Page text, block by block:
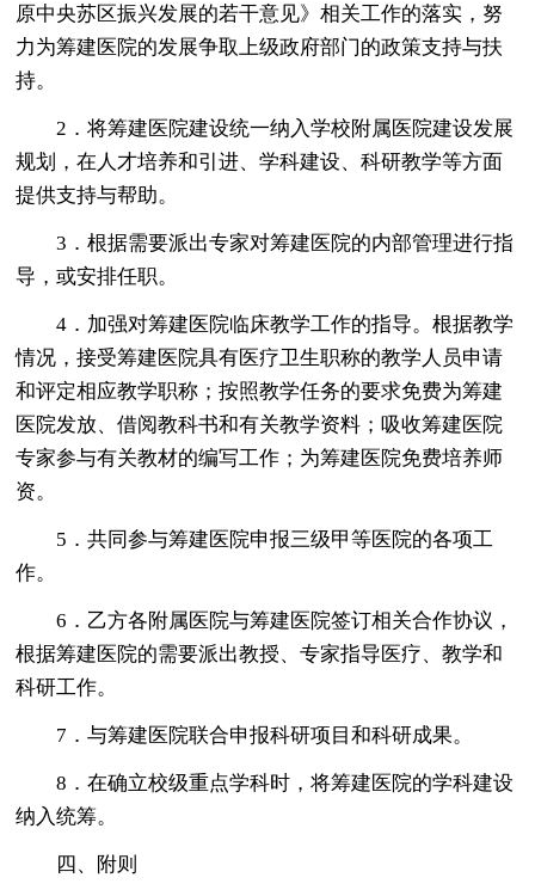
原中央苏区振兴发展的若干意见》相关工作的落实，努
力为筹建医院的发展争取上级政府部门的政策支持与扶
持。
2．将筹建医院建设统一纳入学校附属医院建设发展
规划，在人才培养和引进、学科建设、科研教学等方面
提供支持与帮助。
3．根据需要派出专家对筹建医院的内部管理进行指
导，或安排任职。
4．加强对筹建医院临床教学工作的指导。根据教学
情况，接受筹建医院具有医疗卫生职称的教学人员申请
和评定相应教学职称；按照教学任务的要求免费为筹建
医院发放、借阅教科书和有关教学资料；吸收筹建医院
专家参与有关教材的编写工作；为筹建医院免费培养师
资。
5．共同参与筹建医院申报三级甲等医院的各项工
作。
6．乙方各附属医院与筹建医院签订相关合作协议，
根据筹建医院的需要派出教授、专家指导医疗、教学和
科研工作。
7．与筹建医院联合申报科研项目和科研成果。
8．在确立校级重点学科时，将筹建医院的学科建设
纳入统筹。
四、附则